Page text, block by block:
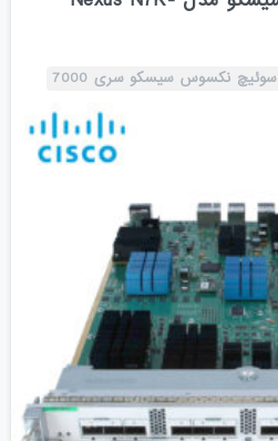
سوئیچ نکسوس سیسکو سری 7000